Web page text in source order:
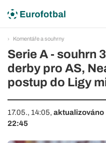
Komentáře a souhrny
Serie A - souhrn
derby pro AS,
postup do Ligy
17.05., 14:05, aktualizováno
22:45